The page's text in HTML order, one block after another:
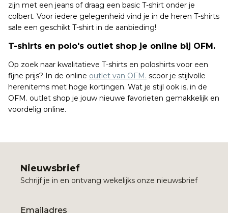
zijn met een jeans of draag een basic T-shirt onder je
colbert. Voor iedere gelegenheid vind je in de heren T-shirts
sale een geschikt T-shirt in de aanbieding!
T-shirts en polo's outlet shop je online bij OFM.
Op zoek naar kwalitatieve T-shirts en poloshirts voor een
fijne prijs? In de online outlet van OFM. scoor je stijlvolle
herenitems met hoge kortingen. Wat je stijl ook is, in de
OFM. outlet shop je jouw nieuwe favorieten gemakkelijk en
voordelig online.
Nieuwsbrief
Schrijf je in en ontvang wekelijks onze nieuwsbrief
Email